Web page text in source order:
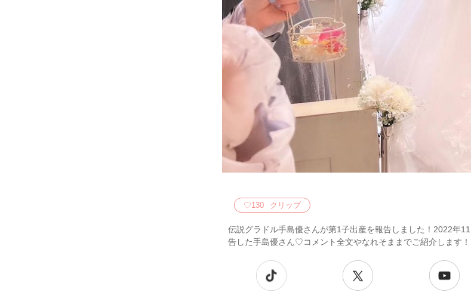
♡130 クリップ
伝説グラドル手島優さんが第1子出産を報告しました！2022年
告した手島優さん♡コメント全文やなれそままでご紹介します！